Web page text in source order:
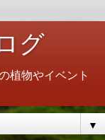
グ
植物やイベント
▼